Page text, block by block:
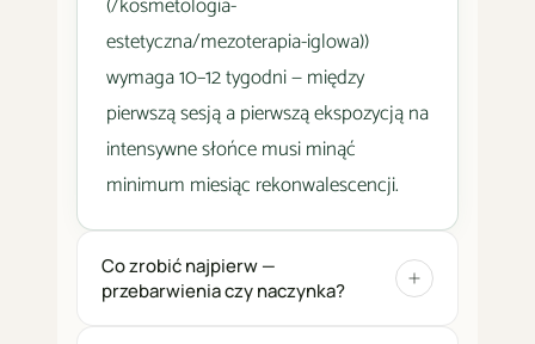
estetyczna/mezoterapia-iglowa))
wymaga 10–12 tygodni — między
pierwszą sesją a pierwszą ekspozycją na
intensywne słońce musi minąć
minimum miesiąc rekonwalescencji.
Co zrobić najpierw —
przebarwienia czy naczynka?